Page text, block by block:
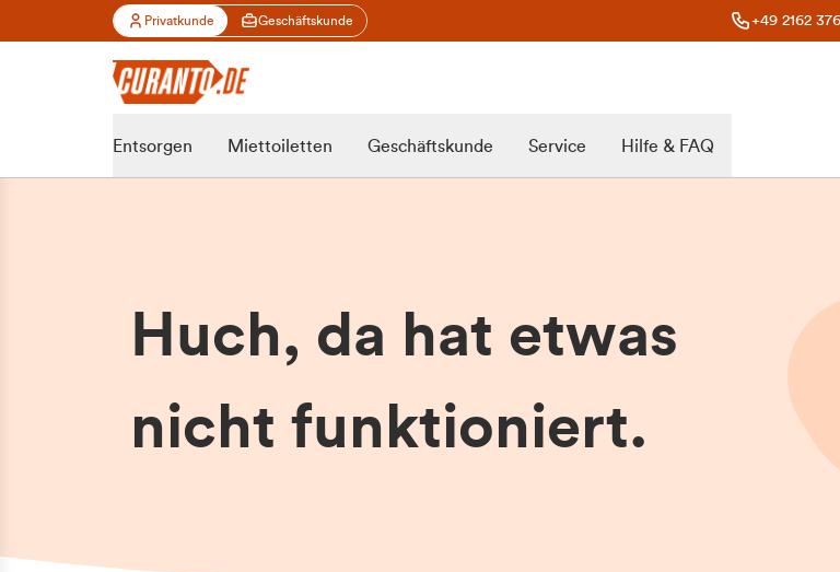
Privatkunde Geschäftskunde +49 2162
Entsorgen Miettoiletten Geschäftskunde Service Hilfe & FAQ
Huch, da hat etwas
nicht funktioniert.